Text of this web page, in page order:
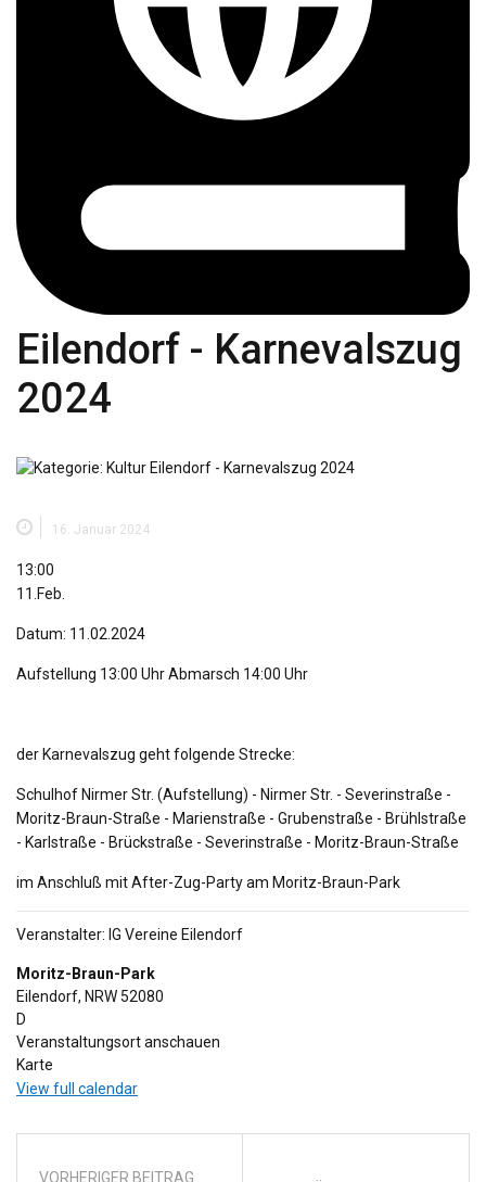
Eilendorf - Karnevalszug
2024
16. Januar 2024
Eilendorf
-
2024
13:00
11.Feb.
Datum: 11.02.2024
Aufstellung 13:00 Uhr Abmarsch 14:00 Uhr
der Karnevalszug geht folgende Strecke:
Schulhof Nirmer Str. (Aufstellung) - Nirmer Str. - Severinstraße -
Moritz-Braun-Straße - Marienstraße - Grubenstraße - Brühlstraße
- Karlstraße - Brückstraße - Severinstraße - Moritz-Braun-Straße
im Anschluß mit After-Zug-Party am Moritz-Braun-Park
Veranstalter: IG Vereine Eilendorf
Moritz-Braun-Park
Eilendorf, NRW 52080
D
Veranstaltungsort anschauen
Karte
Braun-
View full calendar
VORHERIGER BEITRAG